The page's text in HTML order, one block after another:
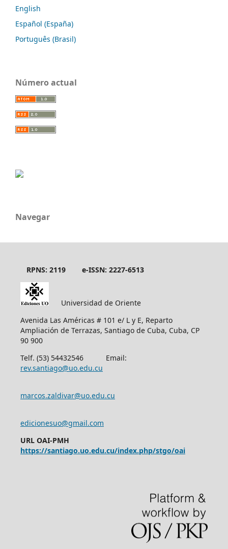
English
Español (España)
Português (Brasil)
Número actual
Navegar
RPNS: 2119 e-ISSN: 2227-6513
Universidad de Oriente
Avenida Las Américas # 101 e/ L y E, Reparto
Ampliación de Terrazas, Santiago de Cuba, Cuba, CP
90 900
Telf. (53) 54432546 Email:
rev.santiago@uo.edu.cu
marcos.zaldivar@uo.edu.cu
edicionesuo@gmail.com
URL OAI-PMH
https://santiago.uo.edu.cu/index.php/stgo/oai